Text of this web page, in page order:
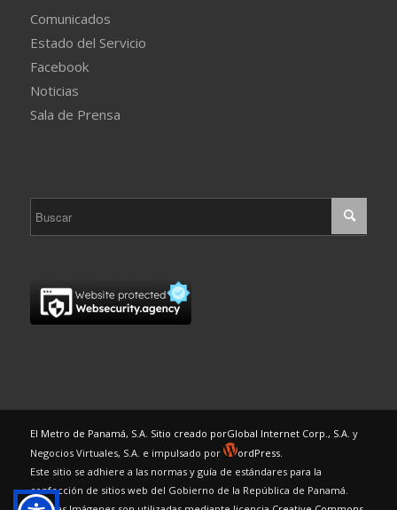
Comunicados
Estado del Servicio
Facebook
Noticias
Sala de Prensa
El Metro de Panamá, S.A. Sitio creado porGlobal Internet Corp., S.A. y
Negocios Virtuales, S.A. e impulsado por
ordPress.
Este sitio se adhiere a las normas y guía de estándares para la
confección de sitios web del Gobierno de la República de Panamá.